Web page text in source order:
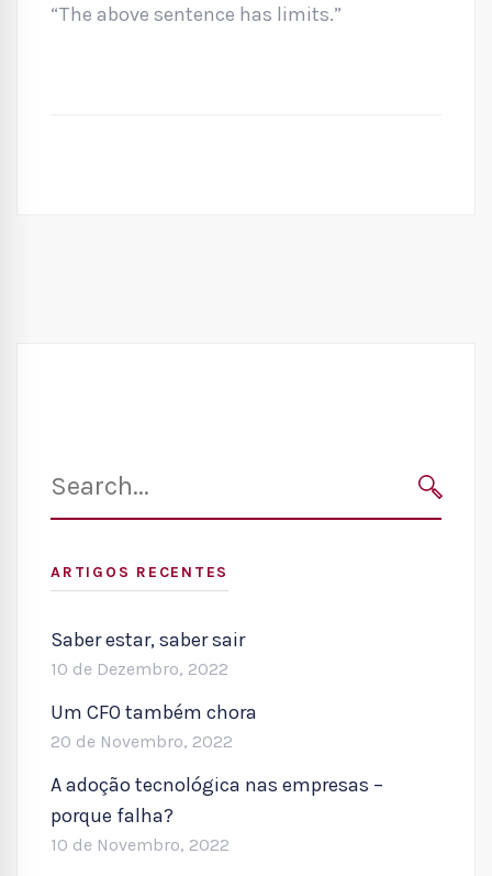
“The above sentence has limits.”
for:
ARTIGOS RECENTES
Saber estar, saber sair
10 de Dezembro, 2022
Um CFO também chora
20 de Novembro, 2022
A adoção tecnológica nas empresas –
porque falha?
10 de Novembro, 2022